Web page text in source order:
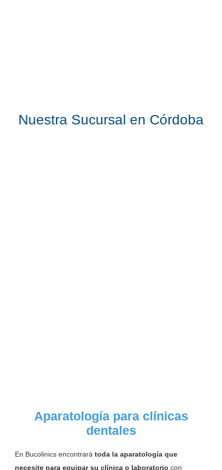
Nuestra Sucursal en Córdoba
Aparatología para clínicas
dentales
En Bucolinics encontrará toda la aparatología que
necesite para equipar su clínica o laboratorio con